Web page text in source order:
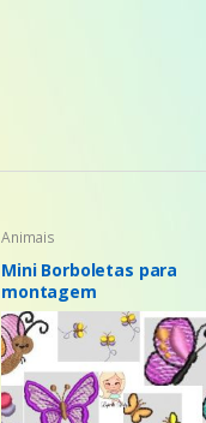
Animais
Mini Borboletas para
montagem